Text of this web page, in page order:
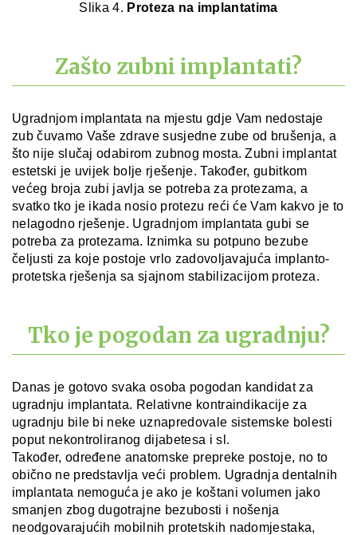
Slika 4. Proteza na implantatima
Zašto zubni implantati?
Ugradnjom implantata na mjestu gdje Vam nedostaje
zub čuvamo Vaše zdrave susjedne zube od brušenja, a
što nije slučaj odabirom zubnog mosta. Zubni implantat
estetski je uvijek bolje rješenje. Također, gubitkom
većeg broja zubi javlja se potreba za protezama, a
svatko tko je ikada nosio protezu reći će Vam kakvo je to
nelagodno rješenje. Ugradnjom implantata gubi se
potreba za protezama. Iznimka su potpuno bezube
čeljusti za koje postoje vrlo zadovoljavajuća implanto-
protetska rješenja sa sjajnom stabilizacijom proteza.
Tko je pogodan za ugradnju?
Danas je gotovo svaka osoba pogodan kandidat za
ugradnju implantata. Relativne kontraindikacije za
ugradnju bile bi neke uznapredovale sistemske bolesti
poput nekontroliranog dijabetesa i sl.
Također, određene anatomske prepreke postoje, no to
obično ne predstavlja veći problem. Ugradnja dentalnih
implantata nemoguća je ako je koštani volumen jako
smanjen zbog dugotrajne bezubosti i nošenja
neodgovarajućih mobilnih protetskih nadomjestaka,